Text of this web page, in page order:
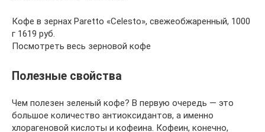
Кофе в зернах Paretto «Celesto», свежеобжаренный, 1000
г 1619 руб.
Посмотреть весь зерновой кофе
Полезные свойства
Чем полезен зеленый кофе? В первую очередь — это
большое количество антиоксидантов, а именно
хлорагеновой кислоты и кофеина. Кофеин, конечно,